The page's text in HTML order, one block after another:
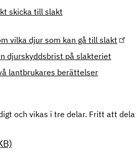
skicka till slakt
vilka djur som kan gå till slakt
djurskyddsbrist på slakteriet
lantbrukares berättelser
och vikas i tre delar. Fritt att